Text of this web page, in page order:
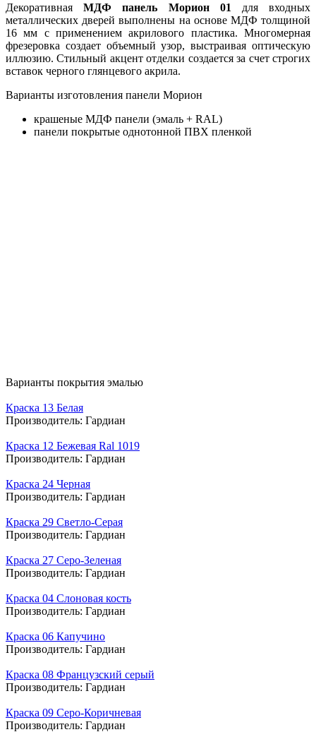
ДекоративнаяМДФ панель Морион 01 для входных
металлических дверей выполнены на основе МДФ толщиной
16 мм с применением акрилового пластика. Многомерная
фрезеровка создает объемный узор, выстраивая оптическую
иллюзию. Стильный акцент отделки создается за счет строгих
вставок черного глянцевого акрила.
Варианты изготовления панели Морион
крашеные МДФ панели (эмаль + RAL)
панели покрытые однотонной ПВХ пленкой
Варианты покрытия эмалью
Краска 13 Белая
Производитель: Гардиан
Краска 12 Бежевая Ral 1019
Производитель: Гардиан
Краска 24 Черная
Производитель: Гардиан
Краска 29 Светло-Серая
Производитель: Гардиан
Краска 27 Серо-Зеленая
Производитель: Гардиан
Краска 04 Слоновая кость
Производитель: Гардиан
Краска 06 Капучино
Производитель: Гардиан
Краска 08 Французский серый
Производитель: Гардиан
Краска 09 Серо-Коричневая
Производитель: Гардиан